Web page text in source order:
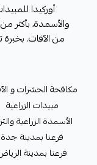
أوركيدا
مكافحة الحشرات و
مبيدات الزراعية
الأسمدة الزراعية
فرعنا بمدينة جدة
فرعنا بمدينة